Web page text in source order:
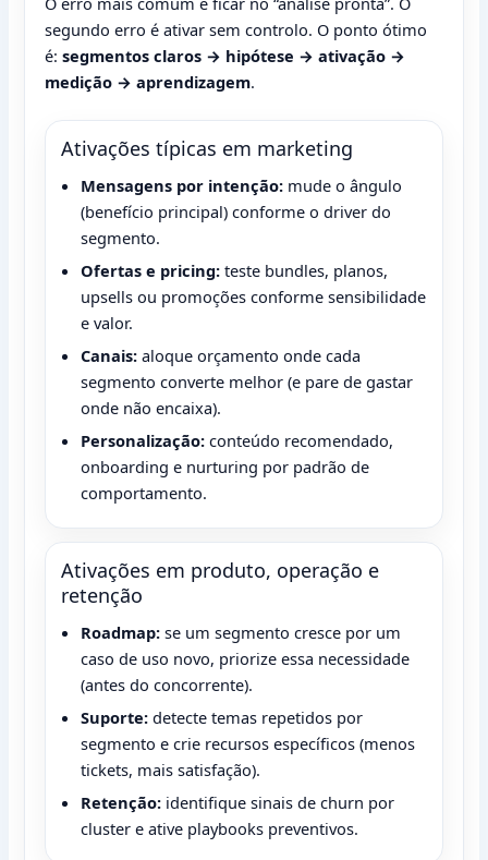
segundo erro é ativar sem controlo. O ponto ótimo
é:segmentos claros → hipótese → ativação →
medição → aprendizagem.
Ativações típicas em marketing
Mensagens por intenção: mude o ângulo
(benefício principal) conforme o driver do
segmento.
Ofertas e pricing: teste bundles, planos,
upsells ou promoções conforme sensibilidade
e valor.
Canais: aloque orçamento onde cada
segmento converte melhor (e pare de gastar
onde não encaixa).
Personalização: conteúdo recomendado,
onboarding e nurturing por padrão de
comportamento.
Ativações em produto, operação e
retenção
Roadmap: se um segmento cresce por um
caso de uso novo, priorize essa necessidade
(antes do concorrente).
Suporte: detecte temas repetidos por
segmento e crie recursos específicos (menos
tickets, mais satisfação).
Retenção: identifique sinais de churn por
cluster e ative playbooks preventivos.